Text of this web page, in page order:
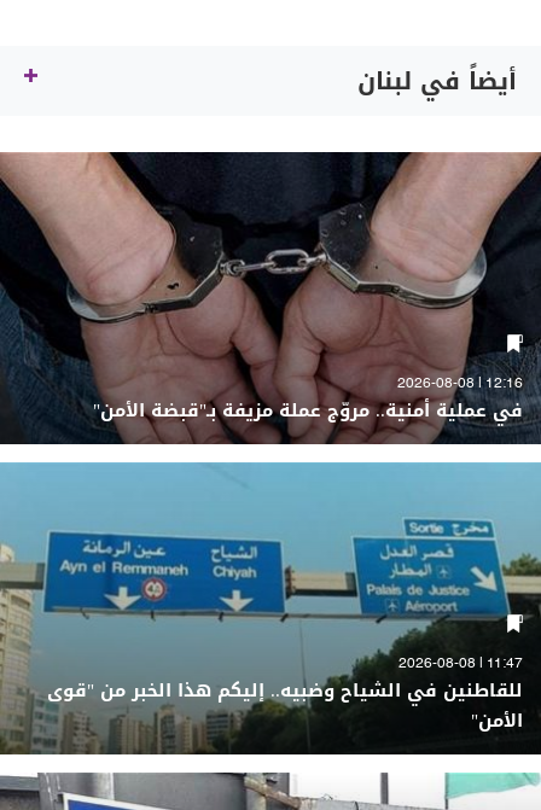
أيضاً في لبنان
12:16 | 2026-08-08
في عملية أمنية.. مروّج عملة مزيفة بـ"قبضة الأمن"
11:47 | 2026-08-08
للقاطنين في الشياح وضبيه.. إليكم هذا الخبر من "قوى
الأمن"